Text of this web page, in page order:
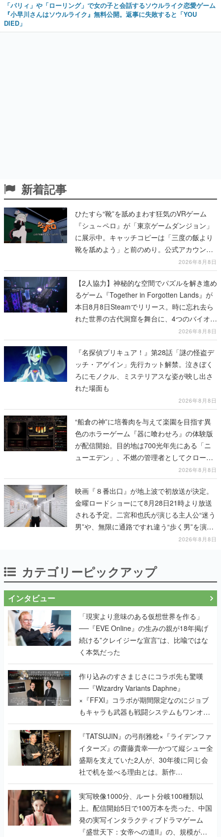
「パリィ」や「ローリング」で女の子と会話するソウルライク恋愛ゲーム
『小早川さんはソウルライク』無料公開。返事に失敗すると「YOU
DIED」
新着記事
ひたすら“靴”を舐めまわす狂気のVRゲーム
『シュ～ペロ』が「東京ゲームダンジョン」
に展示中。キャッチコピーは「三度の飯より
靴を舐めよう」と前のめり。公式アカウント
も開設され、2026年リリースに向けて開発中
2026年8月8日
【2人協力】神秘的な空間でパズルを解き進め
るゲーム『Together in Forgotten Lands』が
本日8月8日Steamでリリース。時に忘れ去ら
れた世界の古代洞窟を舞台に、4つのバイオー
2026年8月8日
『名探偵プリキュア！』第28話「謎の怪盗デ
ッチ・アゲイン」先行カット解禁。泣きぼく
ろにモノクル、ミステリアスな姿が映し出さ
れた場面も
2026年8月8日
“船倉の神”に培養肉を与えて楽園を目指す異
色のホラーゲーム『器に喰わせろ』の体験版
が配信開始。目的地は700光年先にある「ニ
ューエデン」、不燃の管理者としてクローン
人間を増やし、加工して神に捧げる2026年8月8日
映画『８番出口』が地上波で初放送が決定。
金曜ロードショーにて8月28日21時より放送
される予定。二宮和也氏が演じる主人公“迷う
男”や、無限に通路ですれ違う“歩く男”を演じ
2026年8月8日
カテゴリーピックアップ
インタビュー
「現実より意味のある仮想世界を作る」
──『EVE Online』の生みの親が18年掲げ
続ける”クレイジーな宣言”は、比喩ではな
く本気だった
作り込みのすさまじさにコラボ先も驚嘆
──『Wizardry Variants Daphne』
×『FFXI』コラボが期間限定なのにジョブ
もキャラも武器も戦闘システムもワンオフ
で作り込まれた理由を両ディレクターに聞
く
『TATSUJIN』の弓削雅稔×『ライデンファ
イターズ』の齋藤貴幸──かつて縦シュー全
盛期を支えていた2人が、30年後に同じ会
社で机を並べる理由とは。新作
『TATSUJIN EXTREME』で初タッグを組
んだレジェンド2人に訊く開発秘話
実写映像1000分、ルート分岐100種類以
上。配信開始5日で100万本を売った、中国
発の実写インタラクティブドラマゲーム
『盛世天下：女帝への道II』の、規模が違